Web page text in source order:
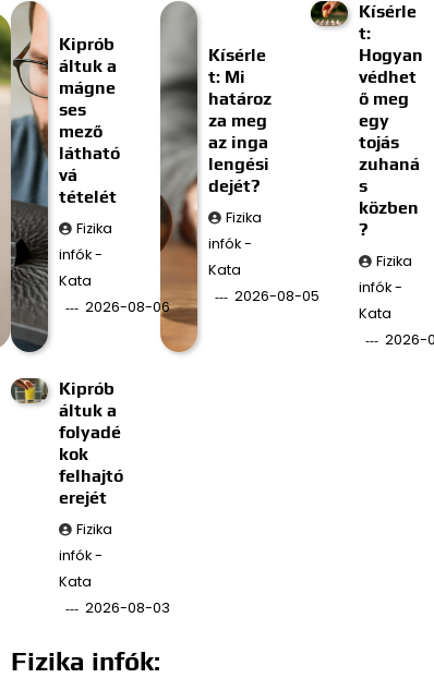
Kiprób
áltuk a
mágne
ses
mező
látható
vá
tételét
Fizika
infók -
Kata
2026-08-06
Kísérle
t: Mi
határoz
za meg
az inga
lengési
dejét?
Fizika
infók -
Kata
2026-08-05
Kísérle
t:
Hogyan
védhet
ő meg
egy
tojás
zuhaná
s
közben
?
Fizika
infók -
Kata
2026-
Kiprób
áltuk a
folyadé
kok
felhajtó
erejét
Fizika
infók -
Kata
2026-08-03
Fizika infók: